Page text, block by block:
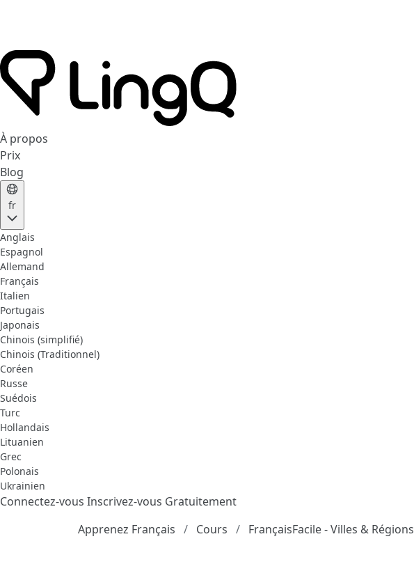
À propos
Prix
Blog
fr
Anglais
Espagnol
Allemand
Français
Italien
Portugais
Japonais
Chinois (simplifié)
Chinois (Traditionnel)
Coréen
Russe
Suédois
Turc
Hollandais
Lituanien
Grec
Polonais
Ukrainien
Connectez-vous Inscrivez-vous Gratuitement
Apprenez Français
Cours FrançaisFacile - Villes & Régions